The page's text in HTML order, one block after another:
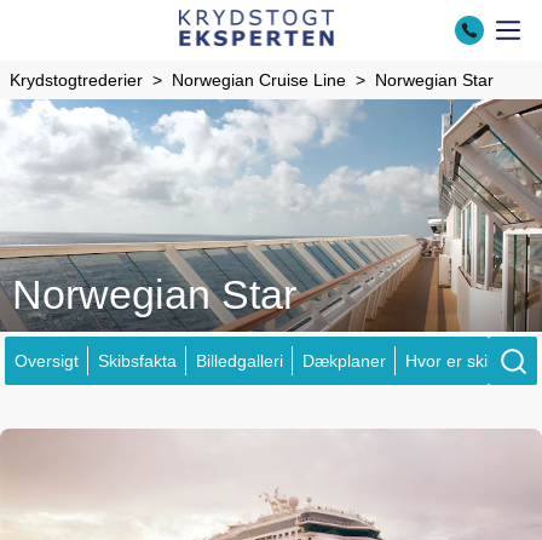
Krydstogtrederier Norwegian Cruise Line Norwegian Star
Norwegian Star
Oversigt Skibsfakta Billedgalleri Dækplaner Hvor er skibene